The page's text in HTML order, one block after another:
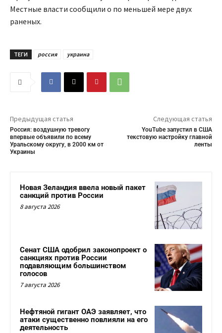
Местные власти сообщили о по меньшей мере двух
раненых.
ТЕГИ россия украина
Предыдущая статья
Россия: воздушную тревогу
впервые объявили по всему
Уральскому округу, в 2000 км от
Украины
Следующая статья
YouTube запустил в США
текстовую настройку главной
ленты
Новая Зеландия ввела новый пакет
санкций против России
8 августа 2026
Сенат США одобрил законопроект о
санкциях против России
подавляющим большинством
голосов
7 августа 2026
Нефтяной гигант ОАЭ заявляет, что
атаки существенно повлияли на его
деятельность